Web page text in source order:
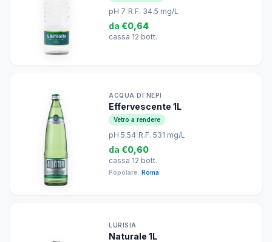
pH 7 R.F. 34.5 mg/L
da €0,64
cassa 12 bott.
ACQUA DI NEPI
Effervescente 1L
Vetro a rendere
pH 5.54 R.F. 531 mg/L
da €0,60
cassa 12 bott.
Popolare: Roma
LURISIA
Naturale 1L